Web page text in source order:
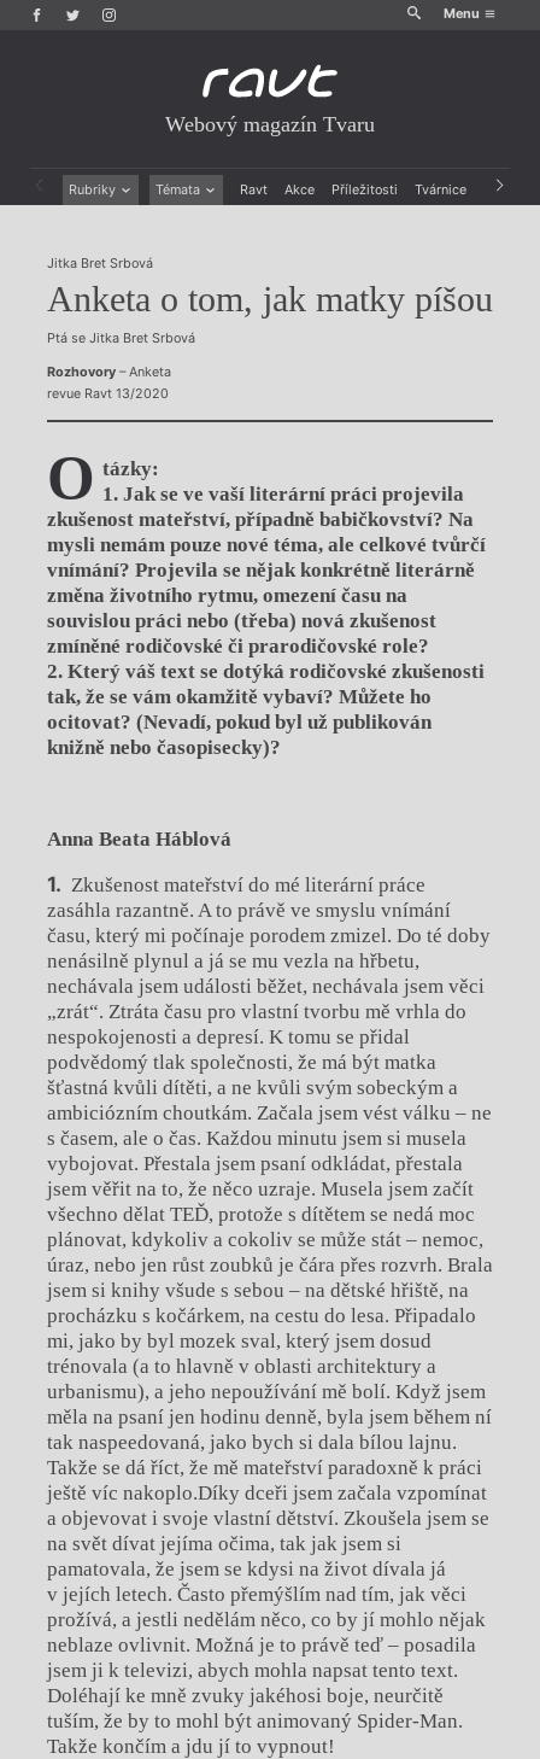
Menu
Webový magazín Tvaru
Rubriky Témata Ravt Akce Příležitosti Tvárnice Archiv
Recenze a reflexe
Divadlo
Výroční ceny
Jitka Bret Srbová
Anketa o tom, jak matky píšou
Ptá se Jitka Bret Srbová
Rozhovory– Anketa
revue Ravt 13/2020
O tázky:
1. Jak se ve vaší literární práci projevila
zkušenost mateřství, případně babičkovství? Na
mysli nemám pouze nové téma, ale celkové tvůrčí
vnímání? Projevila se nějak konkrétně literárně
změna životního rytmu, omezení času na
souvislou práci nebo (třeba) nová zkušenost
zmíněné rodičovské či prarodičovské role?
2. Který váš text se dotýká rodičovské zkušenosti
tak, že se vám okamžitě vybaví? Můžete ho
ocitovat? (Nevadí, pokud byl už publikován
knižně nebo časopisecky)?
Anna Beata Háblová
Zkušenost mateřství do mé literární práce
zasáhla razantně. A to právě ve smyslu vnímání
času, který mi počínaje porodem zmizel. Do té doby
nenásilně plynul a já se mu vezla na hřbetu,
nechávala jsem události běžet, nechávala jsem věci
„zrát“. Ztráta času pro vlastní tvorbu mě vrhla do
nespokojenosti a depresí. K tomu se přidal
podvědomý tlak společnosti, že má být matka
šťastná kvůli dítěti, a ne kvůli svým sobeckým a
ambiciózním choutkám. Začala jsem vést válku – ne
s časem, ale o čas. Každou minutu jsem si musela
vybojovat. Přestala jsem psaní odkládat, přestala
jsem věřit na to, že něco uzraje. Musela jsem začít
všechno dělat TEĎ, protože s dítětem se nedá moc
plánovat, kdykoliv a cokoliv se může stát – nemoc,
úraz, nebo jen růst zoubků je čára přes rozvrh. Brala
jsem si knihy všude s sebou – na dětské hřiště, na
procházku s kočárkem, na cestu do lesa. Připadalo
mi, jako by byl mozek sval, který jsem dosud
trénovala (a to hlavně v oblasti architektury a
urbanismu), a jeho nepoužívání mě bolí. Když jsem
měla na psaní jen hodinu denně, byla jsem během ní
tak naspeedovaná, jako bych si dala bílou lajnu.
Takže se dá říct, že mě mateřství paradoxně k práci
ještě víc nakoplo.Díky dceři jsem začala vzpomínat
a objevovat i svoje vlastní dětství. Zkoušela jsem se
na svět dívat jejíma očima, tak jak jsem si
pamatovala, že jsem se kdysi na život dívala já
v jejích letech. Často přemýšlím nad tím, jak věci
prožívá, a jestli nedělám něco, co by jí mohlo nějak
neblaze ovlivnit. Možná je to právě teď – posadila
jsem ji k televizi, abych mohla napsat tento text.
Doléhají ke mně zvuky jakéhosi boje, neurčitě
tuším, že by to mohl být animovaný Spider-Man.
Takže končím a jdu jí to vypnout!